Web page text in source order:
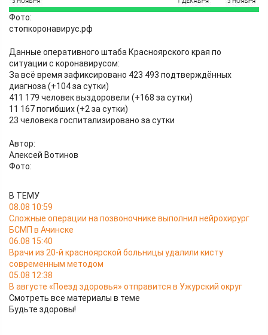
Фото:
стопкоронавирус.рф
Данные оперативного штаба Красноярского края по
ситуации с коронавирусом:
За всё время зафиксировано 423 493 подтверждённых
диагноза (+104 за сутки)
411 179 человек выздоровели (+168 за сутки)
11 167 погибших (+2 за сутки)
23 человека госпитализировано за сутки
Автор:
Алексей Вотинов
Фото:
В ТЕМУ
08.08 10:59
Сложные операции на позвоночнике выполнил нейрохирург
БСМП в Ачинске
06.08 15:40
Врачи из 20-й красноярской больницы удалили кисту
современным методом
05.08 12:38
В августе «Поезд здоровья» отправится в Ужурский округ
Смотреть все материалы в теме
Будьте здоровы!